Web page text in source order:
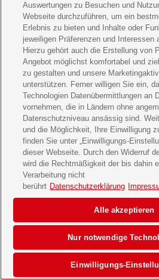
Auswertungen zu Besuchen und
Webseite durchzuführen, um ein
Erlebnis zu bieten und Inhalte oder
jeweiligen Präferenzen und Interessen
Hierzu gehört auch die Erstellung von
Angebot möglichst komfortabel und
zu gestalten und unsere
unterstützen. Ferner willigen Sie ein,
Technologien Datenübermittlungen an
vornehmen, die in Ländern ohne
Datenschutzniveau ansässig sind.
und die Möglichkeit, Ihre Einwilligung
finden Sie unter „Einwilligungs-
dieser Webseite. Durch den Widerruf
wird die Rechtmäßigkeit der bis dahin
Verarbeitung nicht
berührt Datenschutzerklärung
Einwilligungs-
Nur notwendige
Alle akzeptieren